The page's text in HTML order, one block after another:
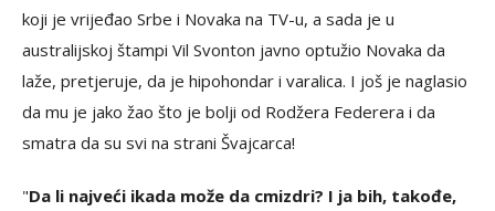
koji je vrijeđao Srbe i Novaka na TV-u, a sada je u
australijskoj štampi Vil Svonton javno optužio Novaka da
laže, pretjeruje, da je hipohondar i varalica. I još je naglasio
da mu je jako žao što je bolji od Rodžera Federera i da
smatra da su svi na strani Švajcarca!
"Da li najveći ikada može da cmizdri? I ja bih, takođe,